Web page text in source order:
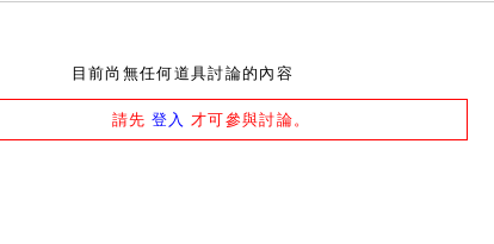
目前尚無任何道具討論的內容
請先 登入 才可參與討論。